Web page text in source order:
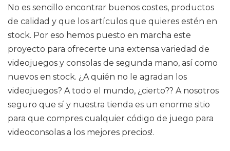
No es sencillo encontrar buenos costes, productos
de calidad y que los artículos que quieres estén en
stock. Por eso hemos puesto en marcha este
proyecto para ofrecerte una extensa variedad de
videojuegos y consolas de segunda mano, así como
nuevos en stock. ¿A quién no le agradan los
videojuegos? A todo el mundo, ¿cierto?? A nosotros
seguro que sí y nuestra tienda es un enorme sitio
para que compres cualquier código de juego para
videoconsolas a los mejores precios!.